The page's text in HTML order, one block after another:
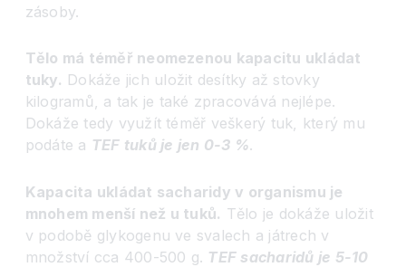
zásoby.
Tělo má téměř neomezenou kapacitu ukládat
tuky. Dokáže jich uložit desítky až stovky
kilogramů, a tak je také zpracovává nejlépe.
Dokáže tedy využít téměř veškerý tuk, který mu
podáte a TEF tuků je jen 0-3 %.
Kapacita ukládat sacharidy v organismu je
mnohem menší než u tuků. Tělo je dokáže uložit
v podobě glykogenu ve svalech a játrech v
množství cca 400-500 g. TEF sacharidů je 5-10